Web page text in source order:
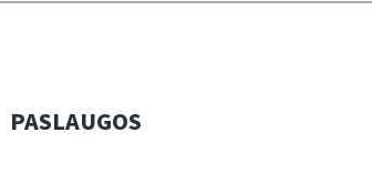
PASLAUGOS